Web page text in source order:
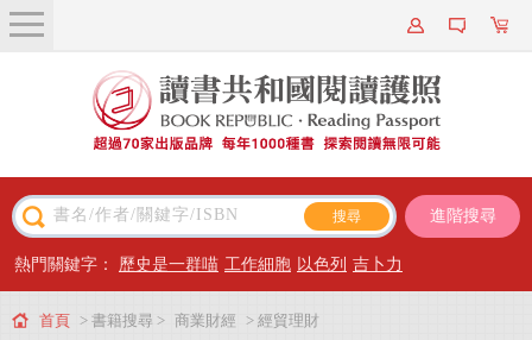
關於我們
近期新書
主題閱讀
出版專區
進階搜尋
熱門關鍵字： 歷史是一群喵 工作細胞 以色列 吉卜力
首頁 > 書籍搜尋 > 商業財經 > 經貿理財